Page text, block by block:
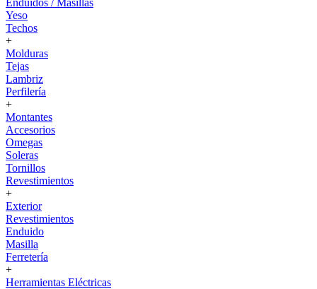
Enduídos / Masillas
Yeso
Techos
+
Molduras
Tejas
Lambriz
Perfilería
+
Montantes
Accesorios
Omegas
Soleras
Tornillos
Revestimientos
+
Exterior
Revestimientos
Enduido
Masilla
Ferretería
+
Herramientas Eléctricas